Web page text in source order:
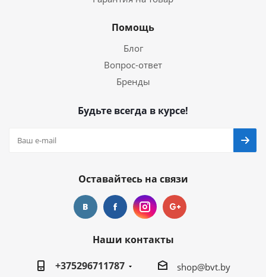
Помощь
Блог
Вопрос-ответ
Бренды
Будьте всегда в курсе!
Оставайтесь на связи
Наши контакты
+375296711787
shop@bvt.by